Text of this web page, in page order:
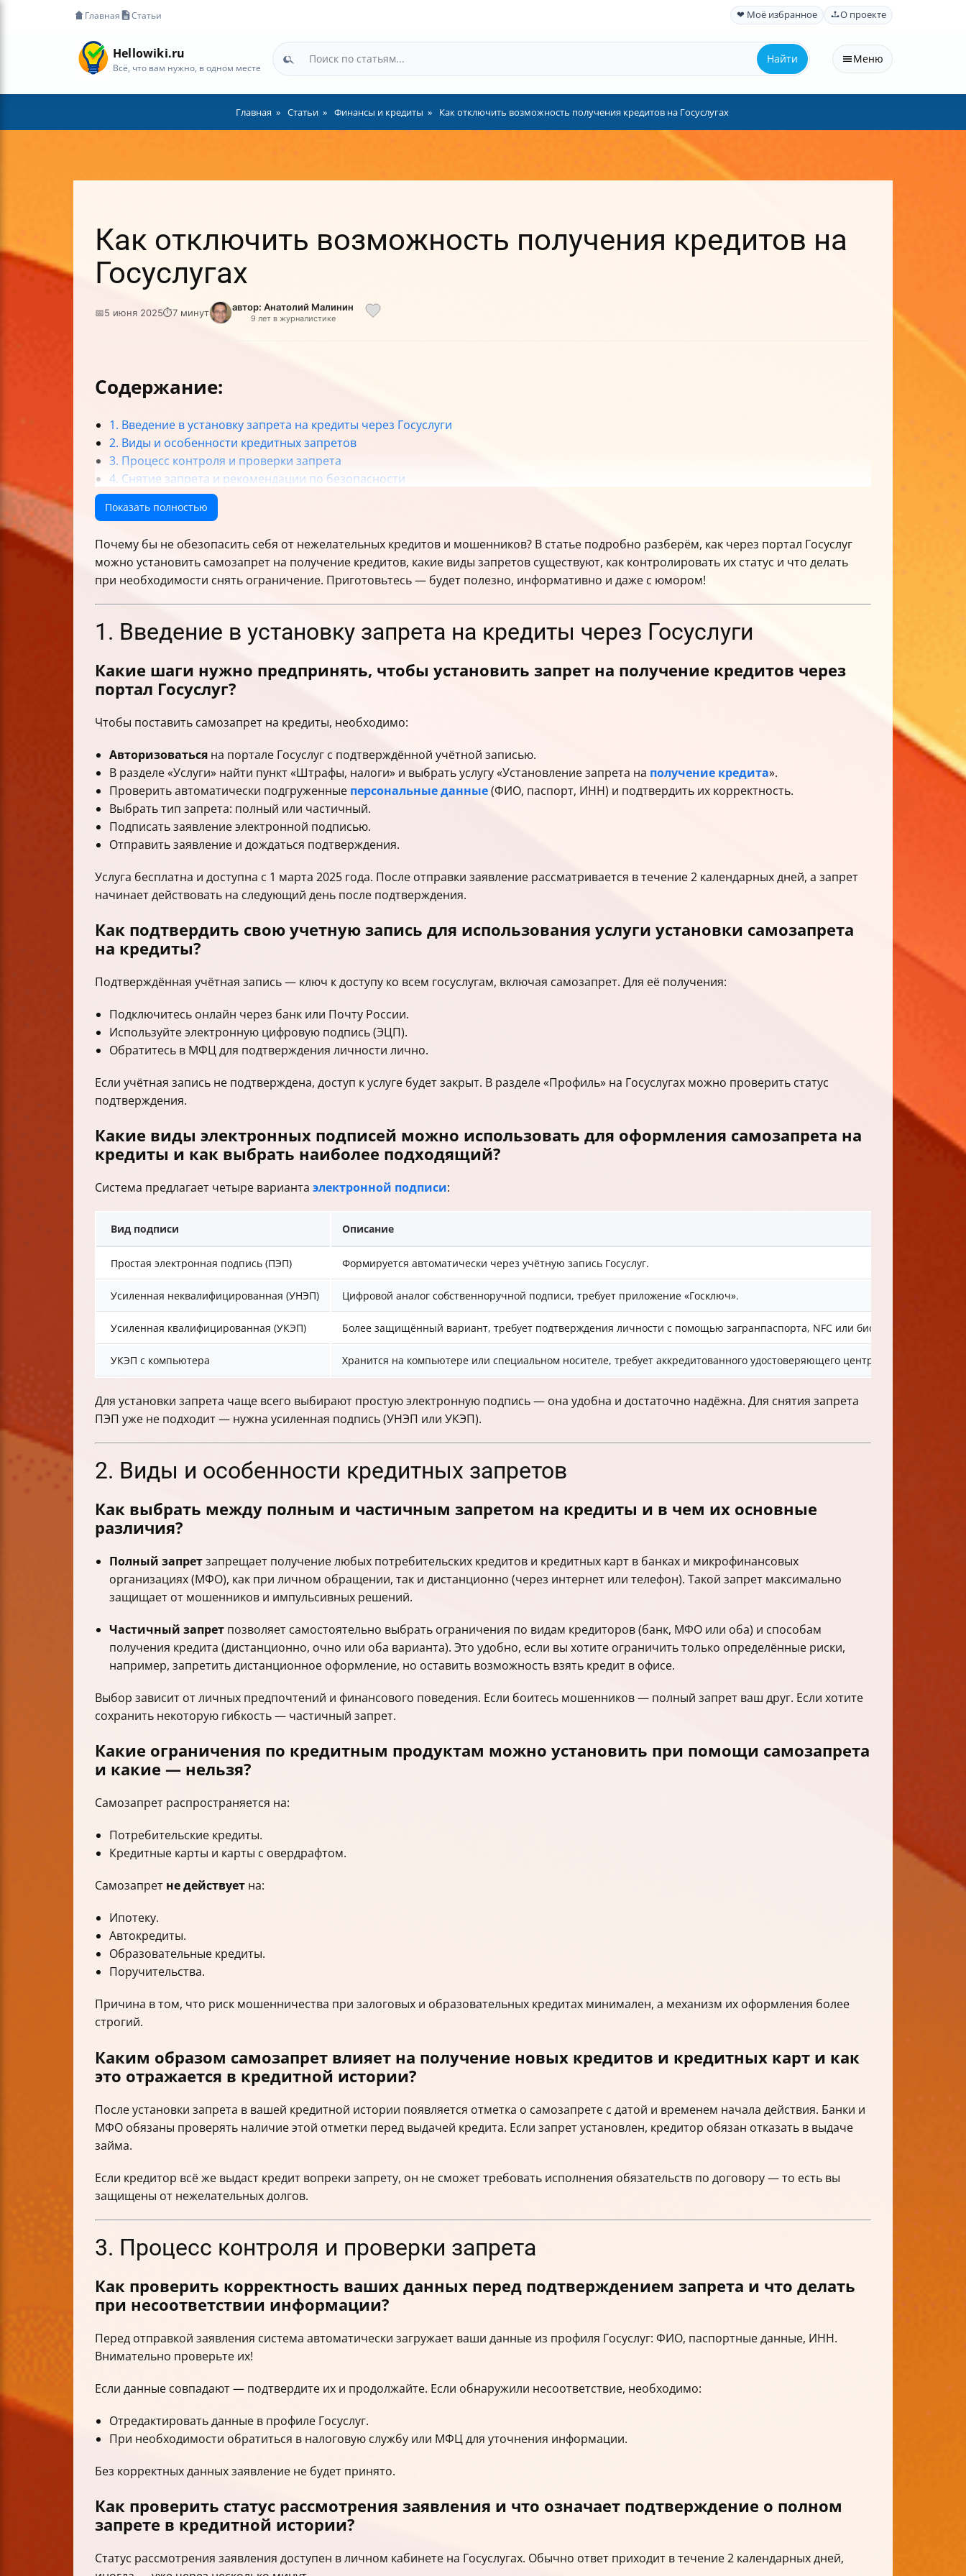
Главная Статьи ❤ Моё избранное О проекте
Hellowiki.ru
Всё, что вам нужно, в одном месте
Найти Меню
Главная Статьи Финансы и кредиты Как отключить возможность получения кредитов на Госуслугах
Как отключить возможность получения кредитов на
Госуслугах
📅5 июня 2025⏱7 минут автор: Анатолий Малинин
9 лет в журналистике
Содержание:
1. Введение в установку запрета на кредиты через Госуслуги
2. Виды и особенности кредитных запретов
3. Процесс контроля и проверки запрета
4. Снятие запрета и рекомендации по безопасности
5. Дополнительные советы и нюансы использования услуги
Итог
Показать полностью
Почему бы не обезопасить себя от нежелательных кредитов и мошенников? В статье подробно разберём, как через портал Госуслуг
можно установить самозапрет на получение кредитов, какие виды запретов существуют, как контролировать их статус и что делать
при необходимости снять ограничение. Приготовьтесь — будет полезно, информативно и даже с юмором!
1. Введение в установку запрета на кредиты через Госуслуги
Какие шаги нужно предпринять, чтобы установить запрет на получение кредитов через
портал Госуслуг?
Чтобы поставить самозапрет на кредиты, необходимо:
Авторизоваться на портале Госуслуг с подтверждённой учётной записью.
В разделе «Услуги» найти пункт «Штрафы, налоги» и выбрать услугу «Установление запрета на получение кредита».
Проверить автоматически подгруженные персональные данные(ФИО, паспорт, ИНН) и подтвердить их корректность.
Выбрать тип запрета: полный или частичный.
Подписать заявление электронной подписью.
Отправить заявление и дождаться подтверждения.
Услуга бесплатна и доступна с 1 марта 2025 года. После отправки заявление рассматривается в течение 2 календарных дней, а запрет
начинает действовать на следующий день после подтверждения.
Как подтвердить свою учетную запись для использования услуги установки самозапрета
на кредиты?
Подтверждённая учётная запись — ключ к доступу ко всем госуслугам, включая самозапрет. Для её получения:
Подключитесь онлайн через банк или Почту России.
Используйте электронную цифровую подпись (ЭЦП).
Обратитесь в МФЦ для подтверждения личности лично.
Если учётная запись не подтверждена, доступ к услуге будет закрыт. В разделе «Профиль» на Госуслугах можно проверить статус
подтверждения.
Какие виды электронных подписей можно использовать для оформления самозапрета на
кредиты и как выбрать наиболее подходящий?
Система предлагает четыре варианта электронной подписи:
Вид подписи Описание
Простая электронная подпись (ПЭП) Формируется автоматически через учётную запись Госуслуг.
Усиленная неквалифицированная (УНЭП) Цифровой аналог собственноручной подписи, требует приложение «Госключ».
Усиленная квалифицированная (УКЭП) Более защищённый вариант, требует подтверждения личности с помощью загранпаспорта, NFC или биометрии.
УКЭП с компьютера Хранится на компьютере или специальном носителе, требует аккредитованного удостоверяющего центра.
Для установки запрета чаще всего выбирают простую электронную подпись — она удобна и достаточно надёжна. Для снятия запрета
ПЭП уже не подходит — нужна усиленная подпись (УНЭП или УКЭП).
2. Виды и особенности кредитных запретов
Как выбрать между полным и частичным запретом на кредиты и в чем их основные
различия?
Полный запретзапрещает получение любых потребительских кредитов и кредитных карт в банках и микрофинансовых
организациях (МФО), как при личном обращении, так и дистанционно (через интернет или телефон). Такой запрет максимально
защищает от мошенников и импульсивных решений.
Частичный запрет позволяет самостоятельно выбрать ограничения по видам кредиторов (банк, МФО или оба) и способам
получения кредита (дистанционно, очно или оба варианта). Это удобно, если вы хотите ограничить только определённые риски,
например, запретить дистанционное оформление, но оставить возможность взять кредит в офисе.
Выбор зависит от личных предпочтений и финансового поведения. Если боитесь мошенников — полный запрет ваш друг. Если хотите
сохранить некоторую гибкость — частичный запрет.
Какие ограничения по кредитным продуктам можно установить при помощи самозапрета
и какие — нельзя?
Самозапрет распространяется на:
Потребительские кредиты.
Кредитные карты и карты с овердрафтом.
Самозапрет не действует на:
Ипотеку.
Автокредиты.
Образовательные кредиты.
Поручительства.
Причина в том, что риск мошенничества при залоговых и образовательных кредитах минимален, а механизм их оформления более
строгий.
Каким образом самозапрет влияет на получение новых кредитов и кредитных карт и как
это отражается в кредитной истории?
После установки запрета в вашей кредитной истории появляется отметка о самозапрете с датой и временем начала действия. Банки и
МФО обязаны проверять наличие этой отметки перед выдачей кредита. Если запрет установлен, кредитор обязан отказать в выдаче
займа.
Если кредитор всё же выдаст кредит вопреки запрету, он не сможет требовать исполнения обязательств по договору — то есть вы
защищены от нежелательных долгов.
3. Процесс контроля и проверки запрета
Как проверить корректность ваших данных перед подтверждением запрета и что делать
при несоответствии информации?
Перед отправкой заявления система автоматически загружает ваши данные из профиля Госуслуг: ФИО, паспортные данные, ИНН.
Внимательно проверьте их!
Если данные совпадают — подтвердите их и продолжайте. Если обнаружили несоответствие, необходимо:
Отредактировать данные в профиле Госуслуг.
При необходимости обратиться в налоговую службу или МФЦ для уточнения информации.
Без корректных данных заявление не будет принято.
Как проверить статус рассмотрения заявления и что означает подтверждение о полном
запрете в кредитной истории?
Статус рассмотрения заявления доступен в личном кабинете на Госуслугах. Обычно ответ приходит в течение 2 календарных дней,